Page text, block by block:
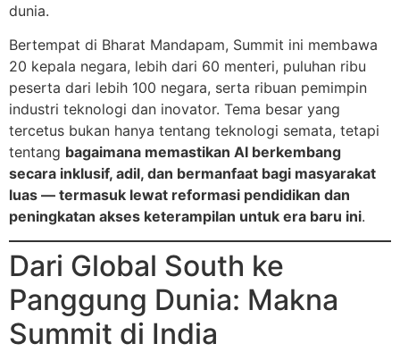
dunia.
Bertempat di Bharat Mandapam, Summit ini membawa
20 kepala negara, lebih dari 60 menteri, puluhan ribu
peserta dari lebih 100 negara, serta ribuan pemimpin
industri teknologi dan inovator. Tema besar yang
tercetus bukan hanya tentang teknologi semata, tetapi
tentang bagaimana memastikan AI berkembang
secara inklusif, adil, dan bermanfaat bagi masyarakat
luas — termasuk lewat reformasi pendidikan dan
peningkatan akses keterampilan untuk era baru ini.
Dari Global South ke
Panggung Dunia: Makna
Summit di India